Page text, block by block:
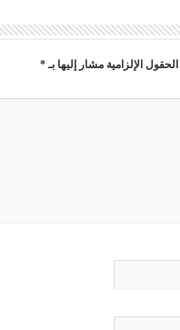
الحقول الإلزامية مشار إليها بـ*